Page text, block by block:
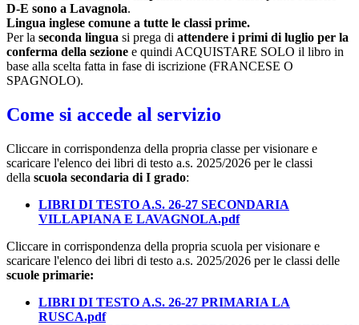
D-E sono a Lavagnola.
Lingua inglese comune a tutte le classi prime.
Per la seconda lingua si prega di attendere i primi di luglio per la
conferma della sezione e quindi ACQUISTARE SOLO il libro in
base alla scelta fatta in fase di iscrizione (FRANCESE O
SPAGNOLO).
Come si accede al servizio
Cliccare in corrispondenza della propria classe per visionare e
scaricare l'elenco dei libri di testo a.s. 2025/2026 per le classi
della scuola secondaria di I grado:
LIBRI DI TESTO A.S. 26-27 SECONDARIA
VILLAPIANA E LAVAGNOLA.pdf
Cliccare in corrispondenza della propria scuola per visionare e
scaricare l'elenco dei libri di testo a.s. 2025/2026 per le classi delle
scuole primarie:
LIBRI DI TESTO A.S. 26-27 PRIMARIA LA
RUSCA.pdf